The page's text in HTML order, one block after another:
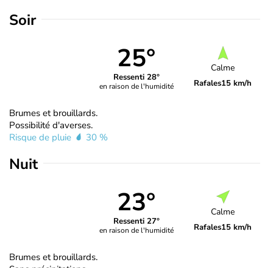
Soir
25°
Ressenti 28°
en raison de l'humidité
Calme
Rafales15 km/h
Brumes et brouillards.
Possibilité d'averses.
Risque de pluie
30 %
Nuit
23°
Ressenti 27°
en raison de l'humidité
Calme
Rafales15 km/h
Brumes et brouillards.